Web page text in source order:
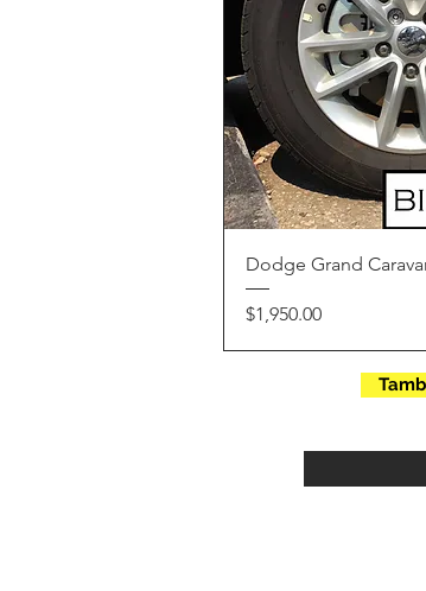
Vista
Dodge Grand
Precio
$1,950.00